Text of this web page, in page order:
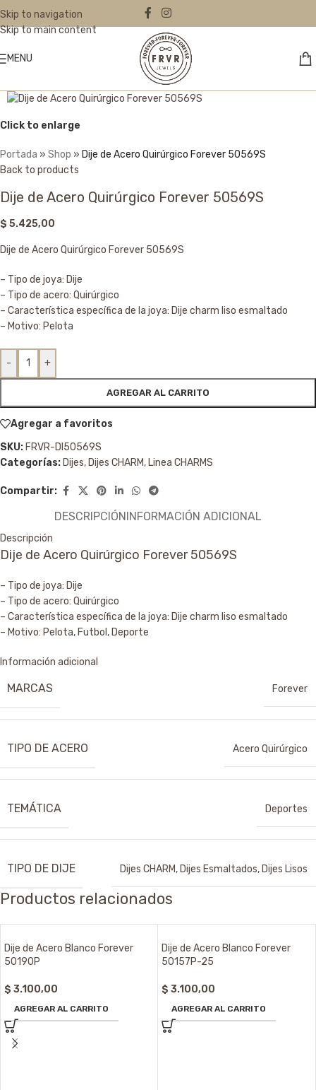
Skip to navigation
Skip to main content
MENU
Click to enlarge
Portada » Shop » Dije de Acero Quirúrgico Forever 50569S
Back to products
Dije de Acero Quirúrgico Forever 50569S
$ 5.425,00
Dije de Acero Quirúrgico Forever 50569S
– Tipo de joya: Dije
– Tipo de acero: Quirúrgico
– Característica específica de la joya: Dije charm liso esmaltado
– Motivo: Pelota
- +
AGREGAR AL CARRITO
Agregar a favoritos
SKU: FRVR-DI50569S
Categorías: Dijes, Dijes CHARM, Linea CHARMS
Compartir:
DESCRIPCIÓNINFORMACIÓN ADICIONAL
Descripción
Dije de Acero Quirúrgico Forever 50569S
– Tipo de joya: Dije
– Tipo de acero: Quirúrgico
– Característica específica de la joya: Dije charm liso esmaltado
– Motivo: Pelota, Futbol, Deporte
Información adicional
MARCAS Forever
TIPO DE ACERO Acero Quirúrgico
TEMÁTICA Deportes
TIPO DE DIJE Dijes CHARM, Dijes Esmaltados, Dijes Lisos
Productos relacionados
Dije de Acero Blanco Forever
50190P
$ 3.100,00
AGREGAR AL CARRITO
Dije de Acero Blanco Forever
50157P-25
$ 3.100,00
AGREGAR AL CARRITO